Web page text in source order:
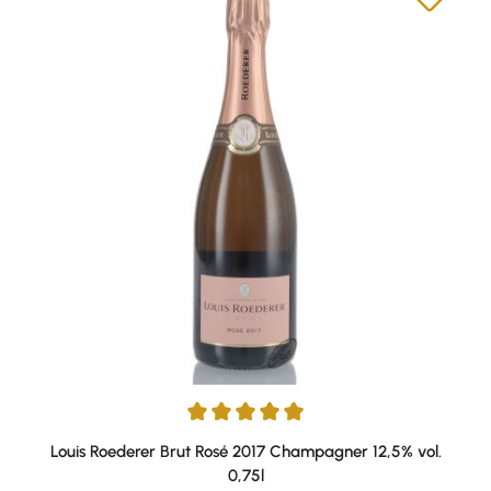
Durchschnittliche Bewertung von 5 von 5 Sternen
Louis Roederer Brut Rosé 2017 Champagner 12,5% vol.
0,75l